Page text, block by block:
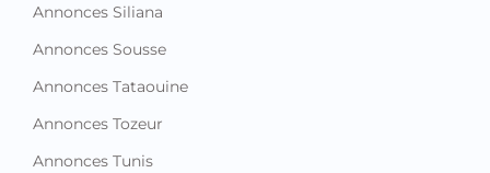
Annonces Siliana
Annonces Sousse
Annonces Tataouine
Annonces Tozeur
Annonces Tunis